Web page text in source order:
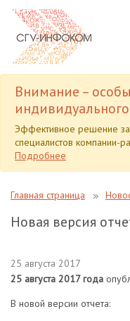
Внимание –
Эффективное решение
специалистов компании-
Подробнее
Главная страница
Новая версия
25 августа 2017
25 августа 2017 года
В новой версии отчета: